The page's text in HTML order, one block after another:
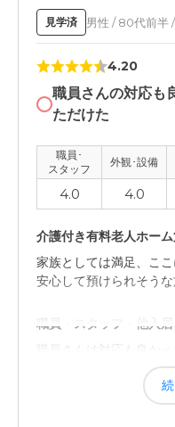
見学済 男性 / 80代前半 /
4.20
職員さんの対応も
ただけた
職員･
スタッフ
外観･設備
4.0 4.0
介護付き有料老人ホー
家族としては満足、こ
安心して預けられそう
職員・スタッフ・他入
職員さんは対応も良か